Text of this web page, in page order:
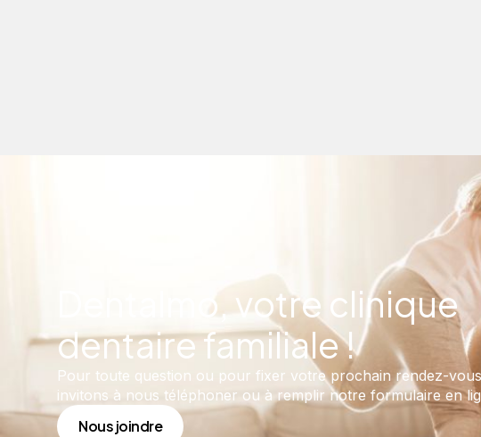
Dentalmo, votre clinique
dentaire familiale !
Pour toute question ou pour fixer votre prochain rendez-
invitons à nous téléphoner ou à remplir notre formulaire en
Nous joindre